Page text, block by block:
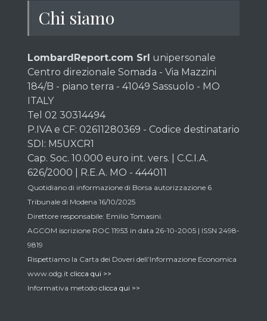
Chi siamo
LombardReport.com Srl unipersonale
Centro direzionale Somada - Via Mazzini
184/B - piano terra - 41049 Sassuolo - MO
ITALY
Tel 02 30314494
P.IVA e CF: 02611280369 - Codice destinatario
SDI: M5UXCR1
Cap. Soc. 10.000 euro int. vers. | C.C.I.A.
626/2000 | R.E.A. MO - 444011
Quotidiano di informazione di Borsa autorizzazione 6
Tribunale di Modena 16/10/2025
Direttore responsabile: Emilio Tomasini.
AGCOM iscrizione ROC 11953 in data 26-10-2005 | ISSN 2498-
9819
Rispettiamo la Carta dei Doveri dell’Informazione Economica
www.odg.it clicca qui >>
Informativa metodo clicca qui >>